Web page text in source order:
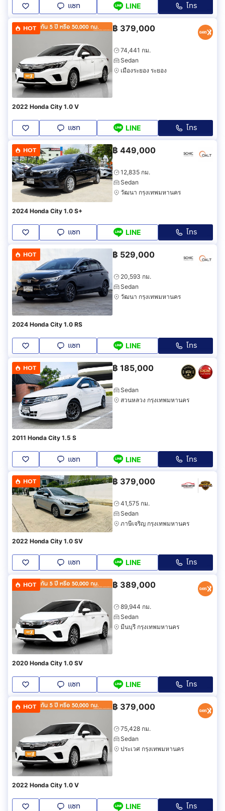
แชท LINE โทร
HOT ฿ 379,000
74,441 กม.
Sedan
เมืองระยอง ระยอง
2022 Honda City 1.0 V
แชท LINE โทร
HOT ฿ 449,000
12,835 กม.
Sedan
วัฒนา กรุงเทพมหานคร
2024 Honda City 1.0 S+
แชท LINE โทร
HOT ฿ 529,000
20,593 กม.
Sedan
วัฒนา กรุงเทพมหานคร
2024 Honda City 1.0 RS
แชท LINE โทร
HOT ฿ 185,000
Sedan
สวนหลวง กรุงเทพมหานคร
2011 Honda City 1.5 S
แชท LINE โทร
HOT ฿ 379,000
41,575 กม.
Sedan
ภาษีเจริญ กรุงเทพมหานคร
2022 Honda City 1.0 SV
แชท LINE โทร
HOT ฿ 389,000
89,944 กม.
Sedan
มีนบุรี กรุงเทพมหานคร
2020 Honda City 1.0 SV
แชท LINE โทร
HOT ฿ 379,000
75,428 กม.
Sedan
ประเวศ กรุงเทพมหานคร
2022 Honda City 1.0 V
แชท LINE โทร